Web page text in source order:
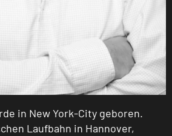
in New York-City geboren.
Laufbahn in Hannover,